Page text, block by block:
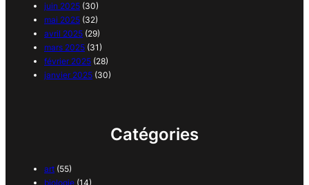
juin 2025 (30)
mai 2025 (32)
avril 2025 (29)
mars 2025 (31)
février 2025 (28)
janvier 2025 (30)
Catégories
art (55)
biologie (14)